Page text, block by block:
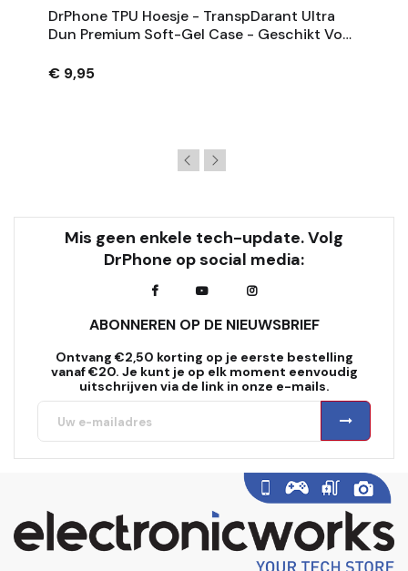
DrPhone TPU Hoesje - TranspDarant Ultra
Dun Premium Soft-Gel Case - Geschikt Voor
€ 9,95
Mis geen enkele tech-update. Volg
DrPhone op social media:
ABONNEREN OP DE NIEUWSBRIEF
Ontvang €2,50 korting op je eerste bestelling
vanaf €20. Je kunt je op elk moment eenvoudig
uitschrijven via de link in onze e-mails.